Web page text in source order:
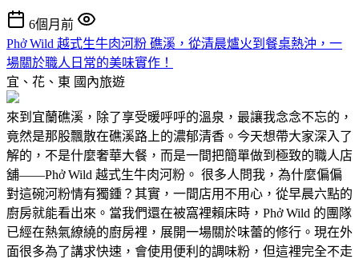
6個月前
Phở Wild 越式生牛肉河粉 礁溪，從清晨爐火到餐桌熱沖，一
場關於職人日常的美味實作！
宜、花、東 國內旅遊
來到宜蘭礁溪，除了享受暖呼呼的溫泉，最讓我念念不忘的，
竟然是那股飄散在礁溪路上的濃郁清香。今天想帶大家深入了
解的，不是什麼奢華大餐，而是一間把簡單做到極致的職人店
舖——Phở Wild 越式生牛肉河粉。 很多人問我，為什麼偏偏
對這碗河粉情有獨鍾？其實，一間店用不用心，從早晨六點的
廚房就能看出來。當我們還在被窩裡賴床時，Phở Wild 的團隊
已經在熱氣繚繞的廚房裡，展開一場關於味蕾的修行。現在外
面很多為了講求快速，會使用便利的調味粉，但這裡完全不走